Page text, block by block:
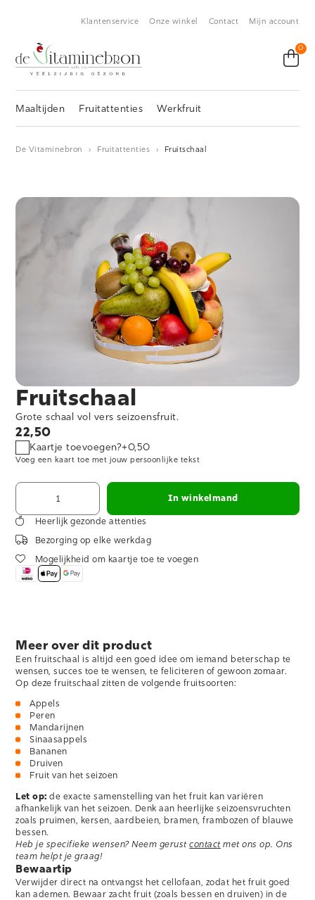
Klantenservice Onze winkel Contact Mijn account
0
Maaltijden Fruitattenties Werkfruit
De Vitaminebron › Fruitattenties › Fruitschaal
Fruitschaal
Grote schaal vol vers seizoensfruit.
22,50
Kaartje toevoegen?+0,50
Voeg een kaart toe met jouw persoonlijke tekst
In winkelmand
Heerlijk gezonde attenties
Bezorging op elke werkdag
Mogelijkheid om kaartje toe te voegen
Meer over dit product
Een fruitschaal is altijd een goed idee om iemand beterschap te
wensen, succes toe te wensen, te feliciteren of gewoon zomaar.
Op deze fruitschaal zitten de volgende fruitsoorten:
Appels
Peren
Mandarijnen
Sinaasappels
Bananen
Druiven
Fruit van het seizoen
Let op: de exacte samenstelling van het fruit kan variëren
afhankelijk van het seizoen. Denk aan heerlijke seizoensvruchten
zoals pruimen, kersen, aardbeien, bramen, frambozen of blauwe
bessen.
Heb je specifieke wensen? Neem gerustcontactmet ons op. Ons
team helpt je graag!
Bewaartip
Verwijder direct na ontvangst het cellofaan, zodat het fruit goed
kan ademen. Bewaar zacht fruit (zoals bessen en druiven) in de